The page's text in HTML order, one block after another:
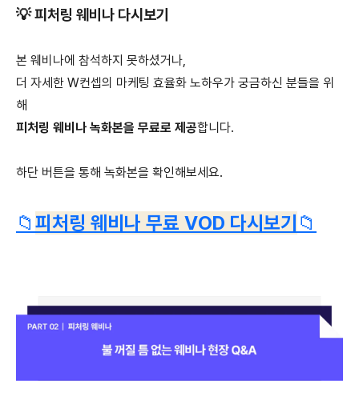
💡 피처링 웨비나 다시보기
본 웨비나에 참석하지 못하셨거나,
더 자세한 W컨셉의 마케팅 효율화 노하우가 궁금하신 분들을 위
해
피처링 웨비나 녹화본을 무료로 제공합니다.
하단 버튼을 통해 녹화본을 확인해보세요.
📁 피처링 웨비나 무료 VOD 다시보기 📁